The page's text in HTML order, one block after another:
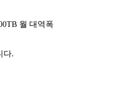
월 대역폭
다.